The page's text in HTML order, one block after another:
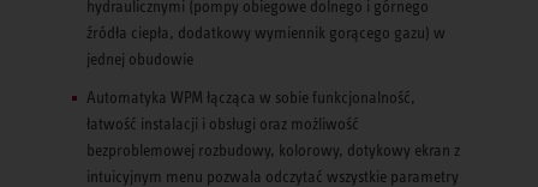
hydraulicznymi (pompy obiegowe dolnego i górnego
źródła ciepła, dodatkowy wymiennik gorącego gazu) w
jednej obudowie
Automatyka WPM łącząca w sobie funkcjonalność,
łatwość instalacji i obsługi oraz możliwość
bezproblemowej rozbudowy, kolorowy, dotykowy ekran z
intuicyjnym menu pozwala odczytać wszystkie parametry